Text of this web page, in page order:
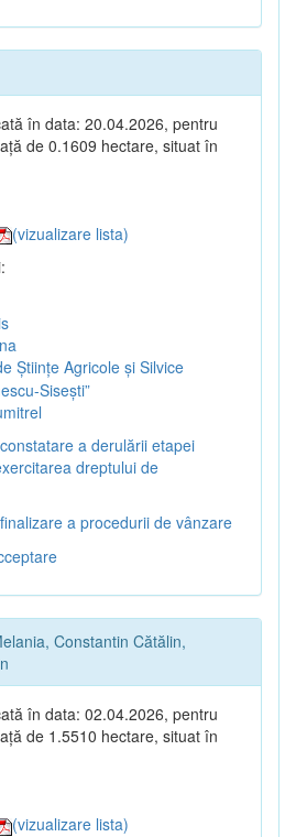
în data: 20.04.2026, pentru
de 0.1609 hectare, situat în
(vizualizare lista)
Științe Agricole și Silvice
Sisești”
a derulării etapei
dreptului de
a procedurii de vânzare
Constantin Cătălin,
în data: 02.04.2026, pentru
de 1.5510 hectare, situat în
(vizualizare lista)